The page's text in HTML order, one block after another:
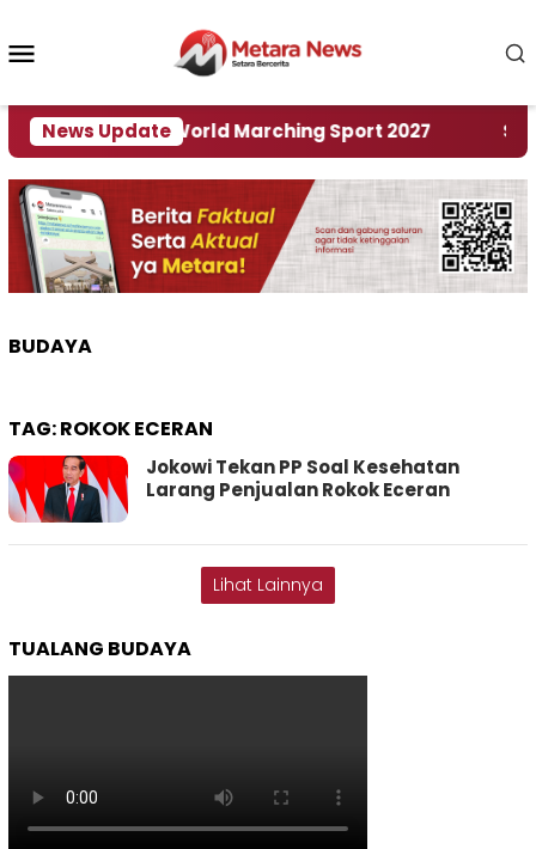
konten
News Update
Rumah World Marching Sport 2027 ‎Soal
BUDAYA
TAG:ROKOK ECERAN
Jokowi Tekan PP Soal Kesehatan
Larang Penjualan Rokok Eceran
Lihat Lainnya
TUALANG BUDAYA